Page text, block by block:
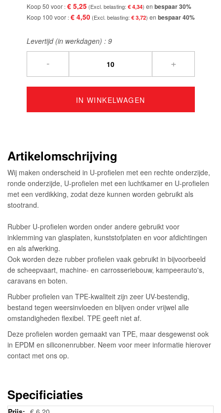
Koop 50 voor € 5,25 € 4,34 en bespaar30%
Koop 100 voor € 4,50 € 3,72 en bespaar40%
Levertijd (in werkdagen) : 9
- +
IN WINKELWAGEN
Artikelomschrijving
Wij maken onderscheid in U-profielen met een rechte onderzijde,
ronde onderzijde, U-profielen met een luchtkamer en U-profielen
met een verdikking, zodat deze kunnen worden gebruikt als
stootrand.
Rubber U-profielen worden onder andere gebruikt voor
inklemming van glasplaten, kunststofplaten en voor afdichtingen
en als afwerking.
Ook worden deze rubber profielen vaak gebruikt in bijvoorbeeld
de scheepvaart, machine- en carrosseriebouw, kampeerauto's,
caravans en boten.
Rubber profielen van TPE-kwaliteit zijn zeer UV-bestendig,
bestand tegen weersinvloeden en blijven onder vrijwel alle
omstandigheden flexibel. TPE geeft niet af.
Deze profielen worden gemaakt van TPE, maar desgewenst ook
in EPDM en siliconenrubber. Neem voor meer informatie hierover
contact met ons op.
Specificiaties
Meer